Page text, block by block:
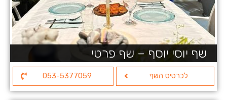
שף יוסי יוסף – שף פרטי
לכרטיס השף 053-5377059